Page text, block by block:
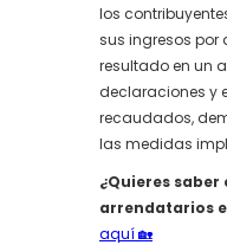
los
sus ingresos por
resultado en un
declaraciones y
recaudados,
las medidas
¿Quieres
arrendatarios
aquí 🏡